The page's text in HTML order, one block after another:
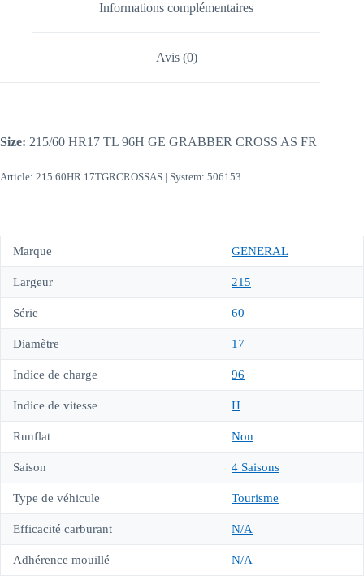
Informations complémentaires
Avis (0)
Size: 215/60 HR17 TL 96H GE GRABBER CROSS AS FR
Article: 215 60HR 17TGRCROSSAS | System: 506153
Marque GENERAL
Largeur 215
Série 60
Diamètre 17
Indice de charge 96
Indice de vitesse H
Runflat Non
Saison 4 Saisons
Type de véhicule Tourisme
Efficacité carburant N/A
Adhérence mouillé N/A